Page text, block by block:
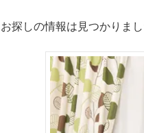
お探しの情報は見つかりま